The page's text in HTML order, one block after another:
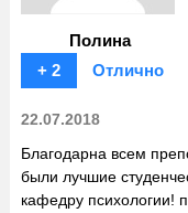
Полина
+ 2
Отлично
22.07.2018
Благодарна всем
были лучшие
кафедру психологии!